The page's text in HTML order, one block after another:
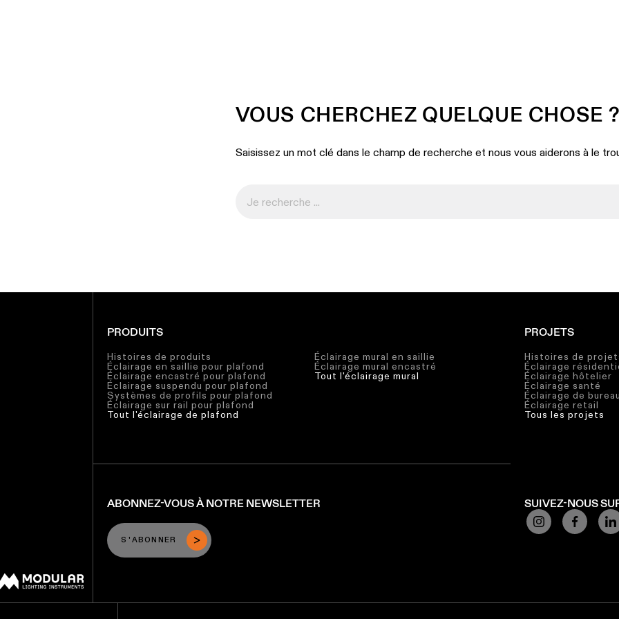
VOUS CHERCHEZ QUELQUE CHOSE ?
Saisissez un mot clé dans le champ de recherche et nous vous aiderons à le
PRODUITS
Histoires de produits
Éclairage en saillie pour plafond
Éclairage encastré pour plafond
Éclairage suspendu pour plafond
Systèmes de profils pour plafond
Éclairage sur rail pour plafond
Tout l'éclairage de plafond
Éclairage mural en saillie
Éclairage mural encastré
Tout l'éclairage mural
PROJETS
Histoires de
Éclairage
Éclairage hôtelier
Éclairage santé
Éclairage de bureau
Éclairage retail
Tous les projets
ABONNEZ-VOUS À NOTRE NEWSLETTER
S'ABONNER
SUIVEZ-NOUS